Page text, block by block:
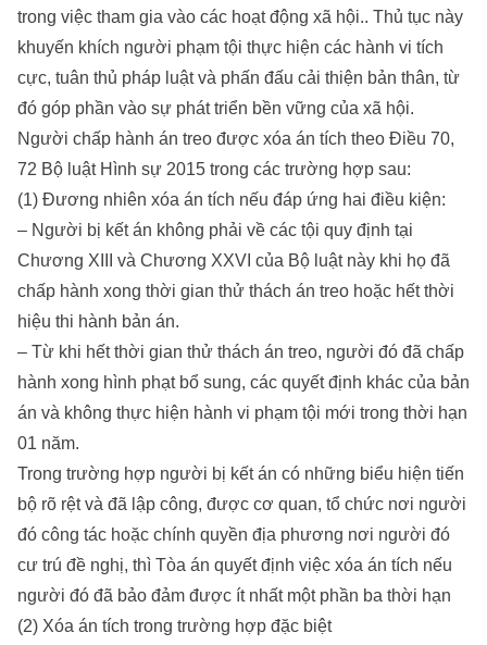
trong việc tham gia vào các hoạt động xã hội.. Thủ tục này
khuyến khích người phạm tội thực hiện các hành vi tích
cực, tuân thủ pháp luật và phấn đấu cải thiện bản thân, từ
đó góp phần vào sự phát triển bền vững của xã hội.
Người chấp hành án treo được xóa án tích theo Điều 70,
72 Bộ luật Hình sự 2015 trong các trường hợp sau:
(1) Đương nhiên xóa án tích nếu đáp ứng hai điều kiện:
– Người bị kết án không phải về các tội quy định tại
Chương XIII và Chương XXVI của Bộ luật này khi họ đã
chấp hành xong thời gian thử thách án treo hoặc hết thời
hiệu thi hành bản án.
– Từ khi hết thời gian thử thách án treo, người đó đã chấp
hành xong hình phạt bổ sung, các quyết định khác của bản
án và không thực hiện hành vi phạm tội mới trong thời hạn
01 năm.
Trong trường hợp người bị kết án có những biểu hiện tiến
bộ rõ rệt và đã lập công, được cơ quan, tổ chức nơi người
đó công tác hoặc chính quyền địa phương nơi người đó
cư trú đề nghị, thì Tòa án quyết định việc xóa án tích nếu
người đó đã bảo đảm được ít nhất một phần ba thời hạn
(2) Xóa án tích trong trường hợp đặc biệt